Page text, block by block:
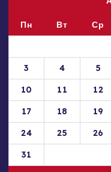
3
4 5
10
11 12
17
18 19
24